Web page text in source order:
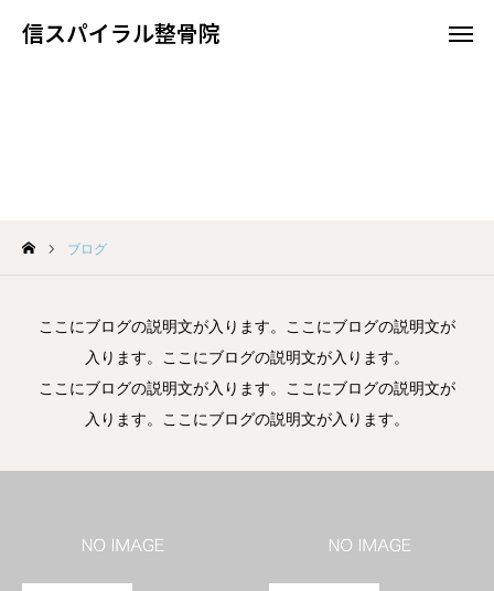
信スパイラル整骨院
ブログ
ここにブログの説明文が入ります。ここにブログの説明文が
入ります。ここにブログの説明文が入ります。
ここにブログの説明文が入ります。ここにブログの説明文が
入ります。ここにブログの説明文が入ります。
信スパイラル整骨院
スパイラルテーピング療法
お問い合わせ